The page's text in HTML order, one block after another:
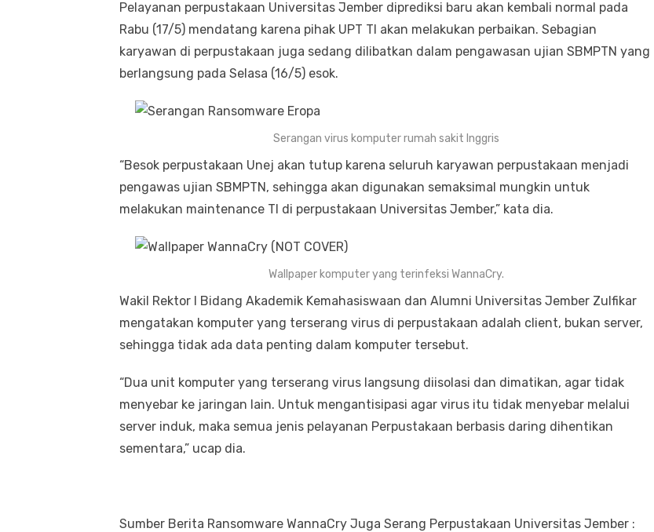
Pelayanan perpustakaan Universitas Jember diprediksi baru akan kembali normal pada
Rabu (17/5) mendatang karena pihak UPT TI akan melakukan perbaikan. Sebagian
karyawan di perpustakaan juga sedang dilibatkan dalam pengawasan ujian SBMPTN yang
berlangsung pada Selasa (16/5) esok.
Serangan virus komputer rumah sakit Inggris
“Besok perpustakaan Unej akan tutup karena seluruh karyawan perpustakaan menjadi
pengawas ujian SBMPTN, sehingga akan digunakan semaksimal mungkin untuk
melakukan maintenance TI di perpustakaan Universitas Jember,” kata dia.
Wallpaper komputer yang terinfeksi WannaCry.
Wakil Rektor I Bidang Akademik Kemahasiswaan dan Alumni Universitas Jember Zulfikar
mengatakan komputer yang terserang virus di perpustakaan adalah client, bukan server,
sehingga tidak ada data penting dalam komputer tersebut.
“Dua unit komputer yang terserang virus langsung diisolasi dan dimatikan, agar tidak
menyebar ke jaringan lain. Untuk mengantisipasi agar virus itu tidak menyebar melalui
server induk, maka semua jenis pelayanan Perpustakaan berbasis daring dihentikan
sementara,” ucap dia.
Sumber Berita Ransomware WannaCry Juga Serang Perpustakaan Universitas Jember :